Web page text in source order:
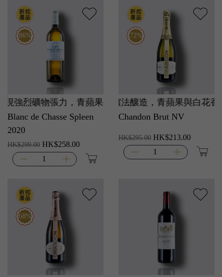
86%
烈礦物張力，青蘋果與檸檬皮香氣清爽，海鮮最佳拍
Blanc de Chasse Spleen
2020
HK$299.00 HK$258.00
72%
集團名牌保證！傳統香檳法釀造，青蘋果與白花香氣
Chandon Brut NV
HK$295.00 HK$213.00
68%